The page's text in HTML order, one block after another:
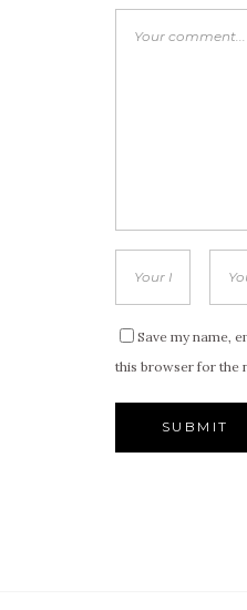
Save my name,
this browser for the